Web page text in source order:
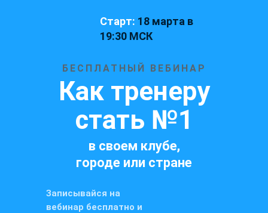
Как тренеру
стать №1
БЕСПЛАТНЫЙ ВЕБИНАР
Записывайся на
вебинар бесплатно и
Старт: 18 марта в
19:30 МСК
в своем клубе,
городе или стране